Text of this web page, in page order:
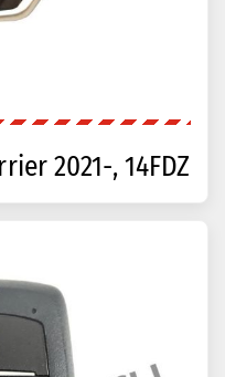
2021-, 14FDZ